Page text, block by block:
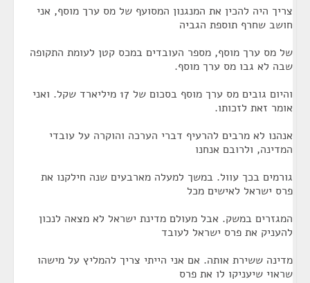
צריך היה להכין את המנגנון המסועף של מס ערך מוסף, אני
חושב שחרף תוספת הגביה
של מס ערך מוסף, מספר העובדים במכס קטן לעומת התקופה
שבה לא גבו מס ערך מוסף.
והיום גובים מס ערך מוסף בסכום של 17 מיליארד שקל. ואני
אומר זאת לזכותו.
אנהנו לא מרבים להרעיף דברי הערכה והוקרה על עובדי
המדינה, ולרובם אנחנו
גורמים בכך עוול. במשך למעלה מארבעים שנה חילקנו את
פרס ישראל לאישים מכל
המגזרים במשק. אבל מעולם מדינת ישראל לא מצאה לנכון
להעניק את פרס ישראל לעובד
מדינה ששירת אותה. אם אני הייתי צריך להמליץ על מישהו
שראוי שיעניקו לו את פרס